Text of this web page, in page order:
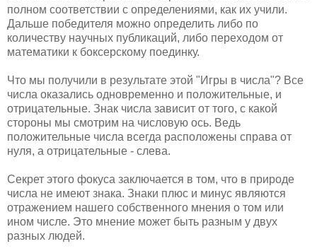
полном соответствии с определениями, как их учили.
Дальше победителя можно определить либо по
количеству научных публикаций, либо переходом от
математики к боксерскому поединку.
Что мы получили в результате этой "Игры в числа"? Все
числа оказались одновременно и положительные, и
отрицательные. Знак числа зависит от того, с какой
стороны мы смотрим на числовую ось. Ведь
положительные числа всегда расположены справа от
нуля, а отрицательные - слева.
Секрет этого фокуса заключается в том, что в природе
числа не имеют знака. Знаки плюс и минус являются
отражением нашего собственного мнения о том или
ином числе. Это мнение может быть разным у двух
разных людей.